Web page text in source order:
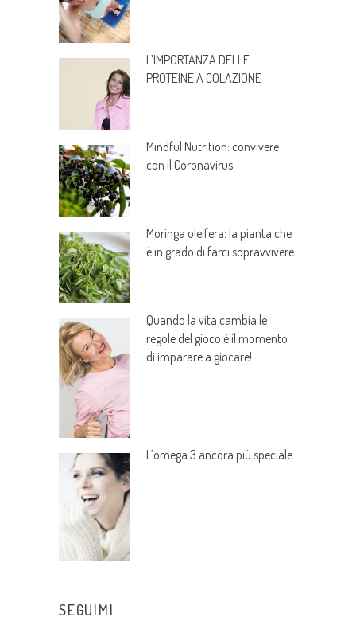
L’IMPORTANZA DELLE
PROTEINE A COLAZIONE
Mindful Nutrition: convivere
con il Coronavirus
Moringa oleifera: la pianta che
è in grado di farci sopravvivere
Quando la vita cambia le
regole del gioco è il momento
di imparare a giocare!
L’omega 3 ancora più speciale
SEGUIMI